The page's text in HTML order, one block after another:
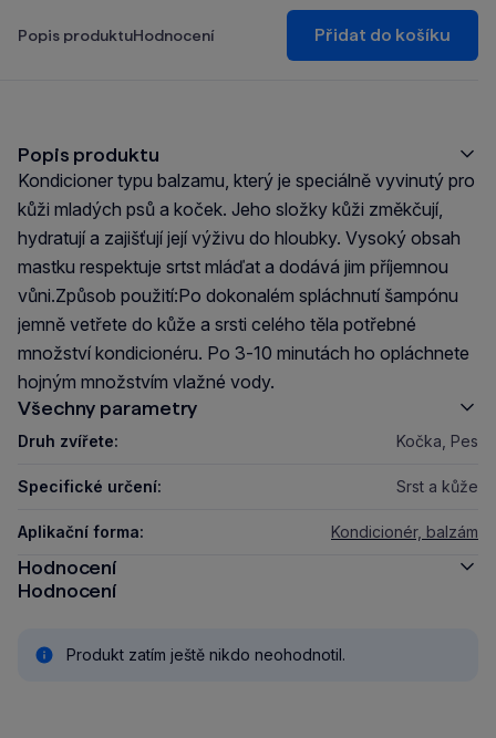
Popis produktuHodnocení Přidat do košíku
Popis produktu
Kondicioner typu balzamu, který je speciálně vyvinutý pro
kůži mladých psů a koček. Jeho složky kůži změkčují,
hydratují a zajišťují její výživu do hloubky. Vysoký obsah
mastku respektuje srtst mláďat a dodává jim příjemnou
vůni.Způsob použití:Po dokonalém spláchnutí šampónu
jemně vetřete do kůže a srsti celého těla potřebné
množství kondicionéru. Po 3-10 minutách ho opláchnete
hojným množstvím vlažné vody.
Všechny parametry
Druh zvířete: Kočka, Pes
Specifické určení: Srst a kůže
Aplikační forma: Kondicionér, balzám
Hodnocení
Hodnocení
Produkt zatím ještě nikdo neohodnotil.